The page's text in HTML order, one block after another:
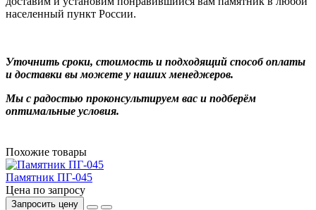
населенный пункт России.
Уточнить сроки, стоимость и подходящий способ оплаты
и доставки вы можете у наших менеджеров.
Мы с радостью проконсультируем вас и подберём
оптимальные условия.
Похожие товары
Памятник ПГ-045
Цена по запросу
Запросить цену